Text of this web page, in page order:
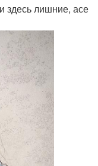
здесь лишние, асе